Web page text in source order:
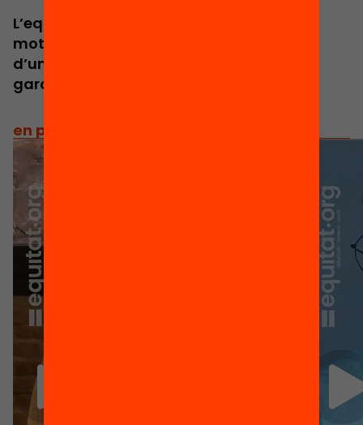
L’equitat és més que una aspiració: és el
motor del progrés col·lectiu, el fonament
d’una democràcia sòlida i la millor
garantia de futur.
en primera persona